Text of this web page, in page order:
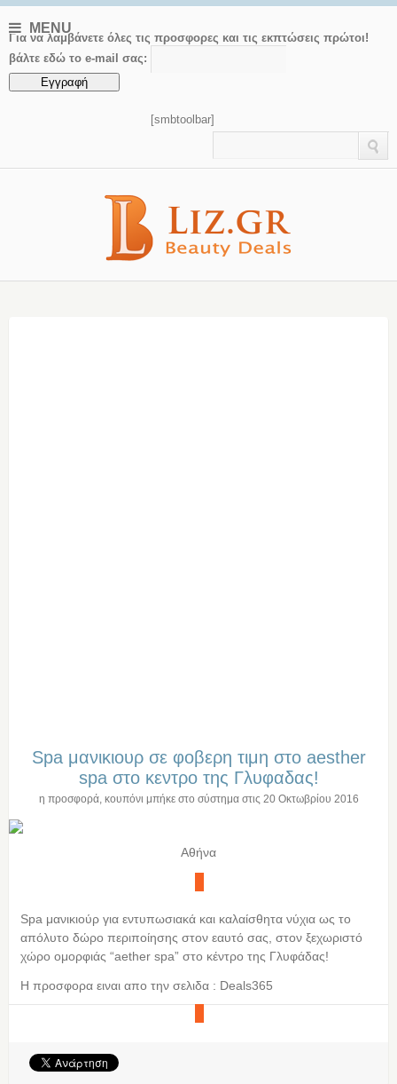
MENU
Για να λαμβάνετε όλες τις προσφορες και τις εκπτώσεις πρώτοι!
βάλτε εδώ το e-mail σας:
[smbtoolbar]
Spa μανικιουρ σε φοβερη τιμη στο aesther
spa στο κεντρο της Γλυφαδας!
η προσφορά, κουπόνι μπήκε στο σύστημα στις 20 Οκτωβρίου 2016
Αθήνα
Spa μανικιούρ για εντυπωσιακά και καλαίσθητα νύχια ως το
απόλυτο δώρο περιποίησης στον εαυτό σας, στον ξεχωριστό
χώρο ομορφιάς “aether spa” στο κέντρο της Γλυφάδας!
Η προσφορα ειναι απο την σελιδα : Deals365